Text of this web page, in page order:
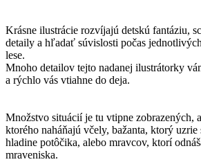
Krásne ilustrácie rozvíjajú detskú fantáziu,
detaily a hľadať súvislosti počas
lese.
Mnoho detailov tejto nadanej ilustrátorky
a rýchlo vás vtiahne do deja.
Množstvo situácií je tu vtipne zobrazených,
ktorého naháňajú včely, bažanta, ktorý
hladine potôčika, alebo mravcov, ktorí
mraveniska.